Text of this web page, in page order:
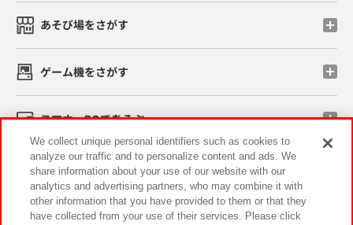
あそび場をさがす
ゲーム機をさがす
スマホ・PCであそぶ
イベント・キャンペーン
We collect unique personal identifiers such as cookies to
analyze our traffic and to personalize content and ads. We
share information about your use of our website with our
analytics and advertising partners, who may combine it with
other information that you have provided to them or that they
have collected from your use of their services. Please click